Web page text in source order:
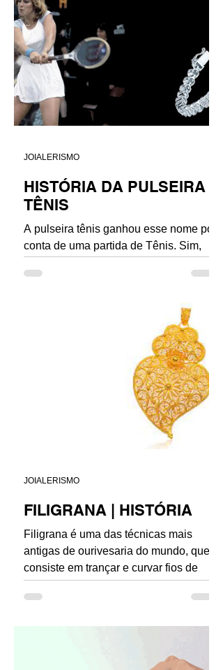
HISTÓRIA DA PULSEIRA
TÊNIS
A pulseira tênis ganhou esse nome por
conta de uma partida de Tênis. Sim,
uma tenista profissional,...
JOIALERISMO
FILIGRANA | HISTÓRIA
Filigrana é uma das técnicas mais
antigas de ourivesaria do mundo, que
consiste em trançar e curvar fios de
ouro ou prata. Um artesão com...
JOIALERISMO